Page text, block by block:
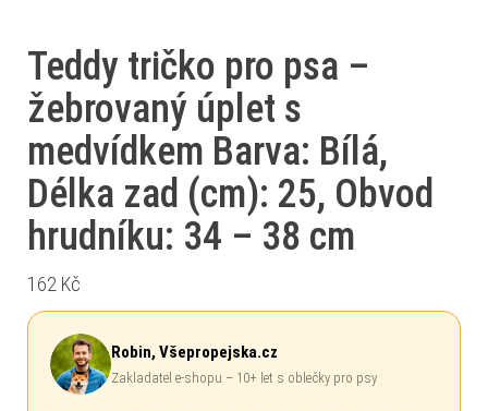
Teddy tričko pro psa –
žebrovaný úplet s
medvídkem Barva: Bílá,
Délka zad (cm): 25, Obvod
hrudníku: 34 – 38 cm
162 Kč
Robin, Všepropejska.cz
Zakladatel e-shopu – 10+ let s oblečky pro psy